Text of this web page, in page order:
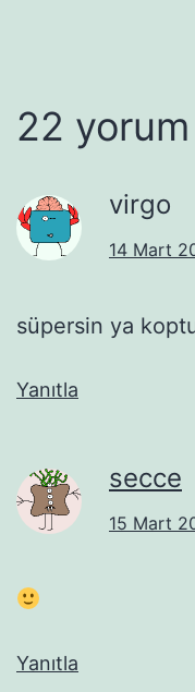
22 yorum
virgo
14 Mart
süpersin ya
Yanıtla
secce
15 Mart
Yanıtla